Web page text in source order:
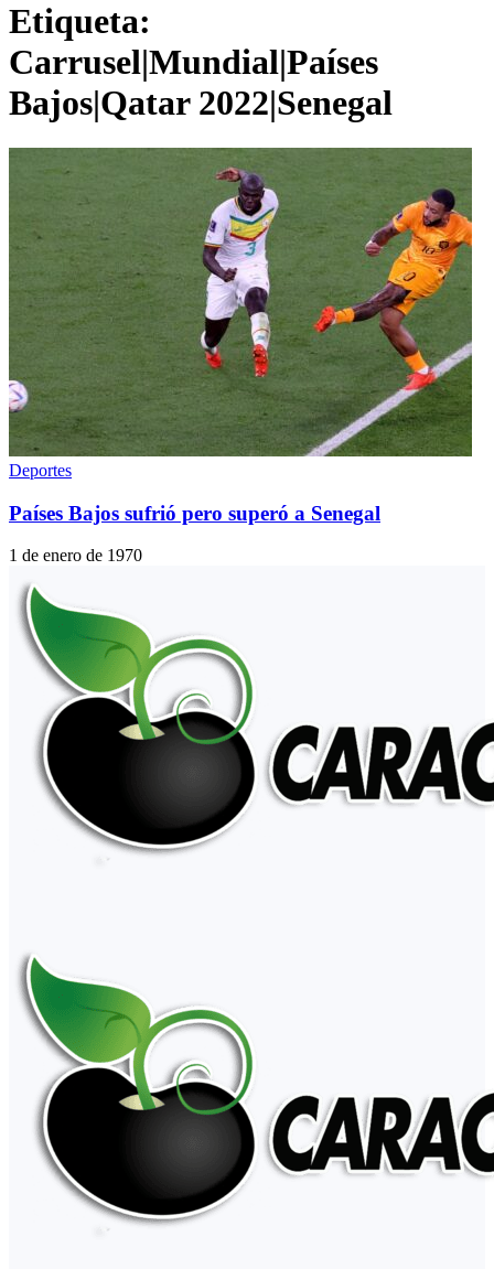
Etiqueta:
Carrusel|Mundial|Países
Bajos|Qatar 2022|Senegal
Deportes
Países Bajos sufrió pero superó a Senegal
1 de enero de 1970